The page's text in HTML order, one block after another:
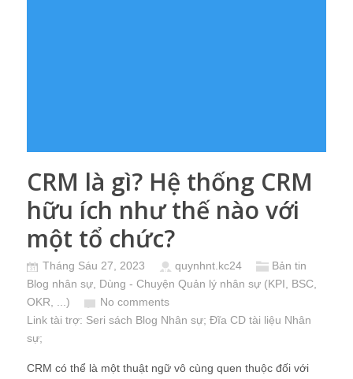
CRM là gì? Hệ thống CRM
hữu ích như thế nào với
một tổ chức?
Tháng Sáu 27, 2023 quynhnt.kc24
Bản tin
Blog nhân sự Dùng - Chuyện Quản lý nhân sự (KPI, BSC,
OKR, ...)
No comments
Link tài trợ: Seri sách Blog Nhân sự; Đĩa CD tài liệu Nhân
sự;
CRM có thể là một thuật ngữ vô cùng quen thuộc đối với